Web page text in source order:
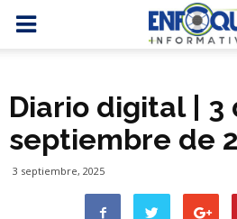
Diario digital | 3
septiembre de
3 septiembre, 2025